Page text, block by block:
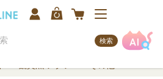
検索